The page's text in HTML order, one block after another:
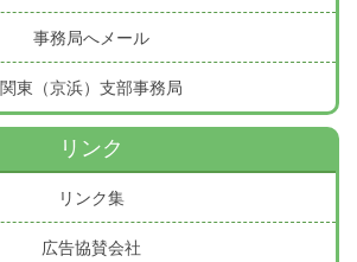
事務局へメール
関東（京浜）支部事務局
リンク
リンク集
広告協賛会社